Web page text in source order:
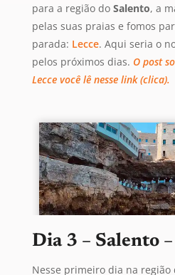
para a região do Salento, a
pelas suas praias e fomos
parada: Lecce. Aqui seria o
pelos próximos dias. O post
Lecce você lê nesse link (clica).
Dia 3 – Salento–
Nesse primeiro dia na região